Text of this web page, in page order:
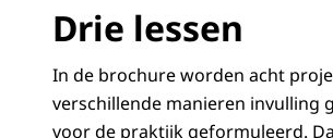
Drie lessen
In de brochure worden acht
verschillende manieren invulling
voor de praktijk geformuleerd.